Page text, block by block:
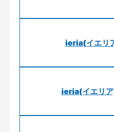
ieria(イエリ
ieria(イエリ